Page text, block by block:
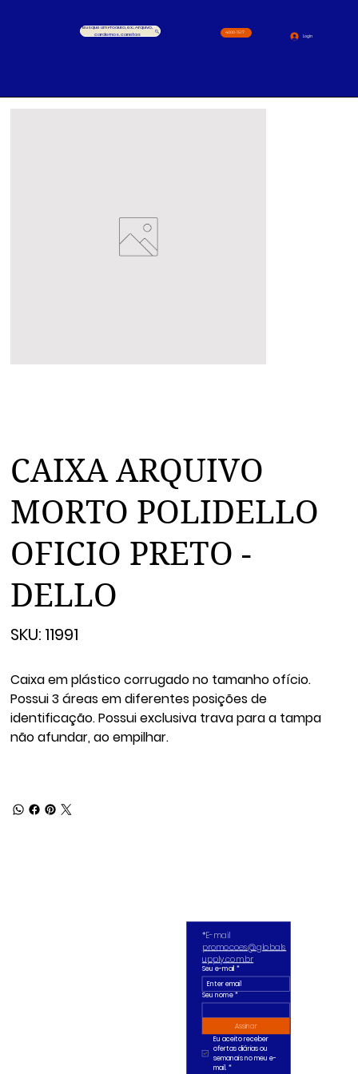
Busque um Produto, ex.: Arquivo,
cardernos, canetas
4000-1517
Login
CAIXA ARQUIVO
MORTO POLIDELLO
OFICIO PRETO -
DELLO
SKU:
11991
11991
Caixa em plástico corrugado no tamanho ofício.
Possui 3 áreas em diferentes posições de
identificação. Possui exclusiva trava para a tampa
não afundar, ao empilhar.
promocoes@globals
upply.com.br
Seu e-mail *
Seu nome *
Assinar
Eu aceito receber
ofertas diárias ou
semanais no meu e-
mail. *